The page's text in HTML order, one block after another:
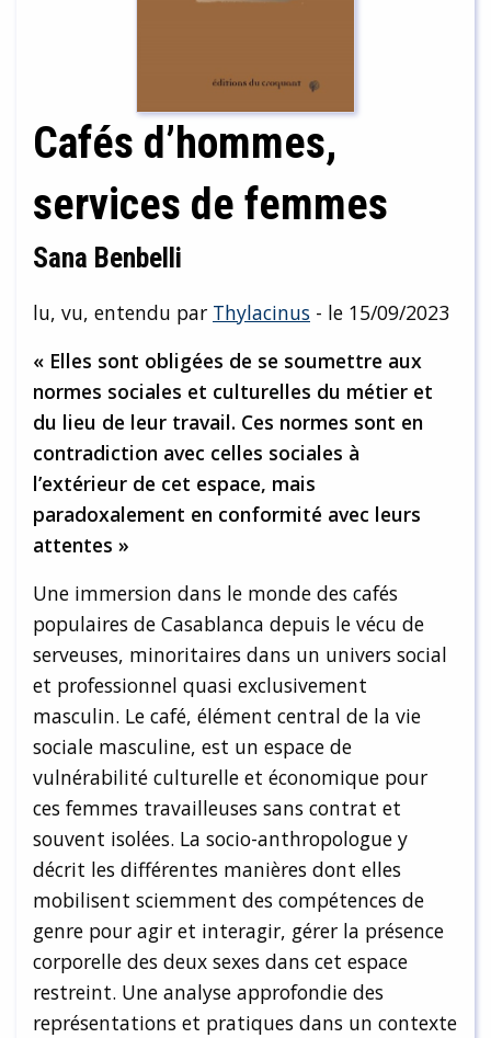
Cafés d’hommes,
services de femmes
Sana Benbelli
lu, vu, entendu par Thylacinus - le 15/09/2023
« Elles sont obligées de se soumettre aux
normes sociales et culturelles du métier et
du lieu de leur travail. Ces normes sont en
contradiction avec celles sociales à
l’extérieur de cet espace, mais
paradoxalement en conformité avec leurs
attentes »
Une immersion dans le monde des cafés
populaires de Casablanca depuis le vécu de
serveuses, minoritaires dans un univers social
et professionnel quasi exclusivement
masculin. Le café, élément central de la vie
sociale masculine, est un espace de
vulnérabilité culturelle et économique pour
ces femmes travailleuses sans contrat et
souvent isolées. La socio-anthropologue y
décrit les différentes manières dont elles
mobilisent sciemment des compétences de
genre pour agir et interagir, gérer la présence
corporelle des deux sexes dans cet espace
restreint. Une analyse approfondie des
représentations et pratiques dans un contexte